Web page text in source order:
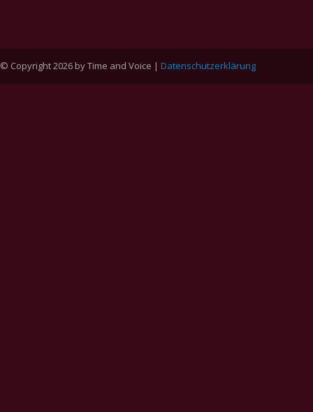
© Copyright 2026 by Time and Voice | Datenschutzerklärung